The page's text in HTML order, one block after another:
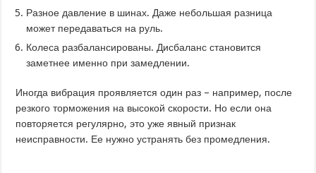
Разное давление в шинах. Даже небольшая разница
может передаваться на руль.
Колеса разбалансированы. Дисбаланс становится
заметнее именно при замедлении.
Иногда вибрация проявляется один раз – например, после
резкого торможения на высокой скорости. Но если она
повторяется регулярно, это уже явный признак
неисправности. Ее нужно устранять без промедления.